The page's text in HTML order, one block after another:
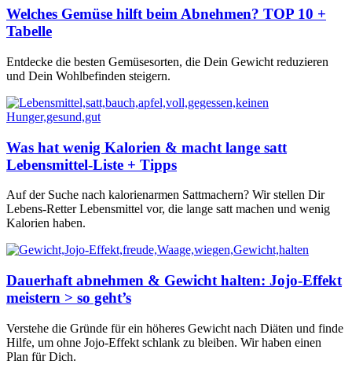
Welches Gemüse hilft beim Abnehmen? TOP 10 +
Tabelle
Entdecke die besten Gemüsesorten, die Dein Gewicht reduzieren
und Dein Wohlbefinden steigern.
Was hat wenig Kalorien & macht lange satt
Lebensmittel-Liste + Tipps
Auf der Suche nach kalorienarmen Sattmachern? Wir stellen Dir
Lebens-Retter Lebensmittel vor, die lange satt machen und wenig
Kalorien haben.
Dauerhaft abnehmen & Gewicht halten: Jojo-Effekt
meistern > so geht’s
Verstehe die Gründe für ein höheres Gewicht nach Diäten und finde
Hilfe, um ohne Jojo-Effekt schlank zu bleiben. Wir haben einen
Plan für Dich.